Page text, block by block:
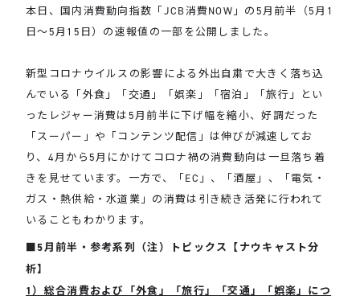
本日、国内消費動向指数「JCB消費NOW」の5月前半（5月1
日～5月15日）の速報値の一部を公開しました。
新型コロナウイルスの影響による外出自粛で大きく落ち込
んでいる「外食」「交通」「娯楽」「宿泊」「旅行」とい
ったレジャー消費は5月前半に下げ幅を縮小、好調だった
「スーパー」や「コンテンツ配信」は伸びが減速してお
り、4月から5月にかけてコロナ禍の消費動向は一旦落ち着
きを見せています。一方で、「EC」、「酒屋」、「電気・
ガス・熱供給・水道業」の消費は引き続き活発に行われて
いることもわかります。
■5月前半・参考系列（注）トピックス【ナウキャスト分
析】
1）総合消費および「外食」「旅行」「交通」「娯楽」につ